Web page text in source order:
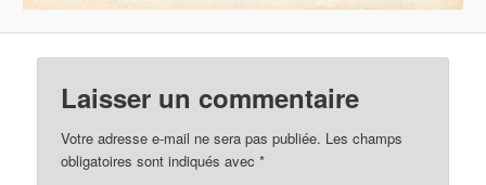
Laisser un commentaire
Votre adresse e-mail ne sera pas publiée. Les champs
obligatoires sont indiqués avec*